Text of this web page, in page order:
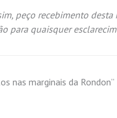
peço recebimento
para quaisquer
nas marginais da Rondon”